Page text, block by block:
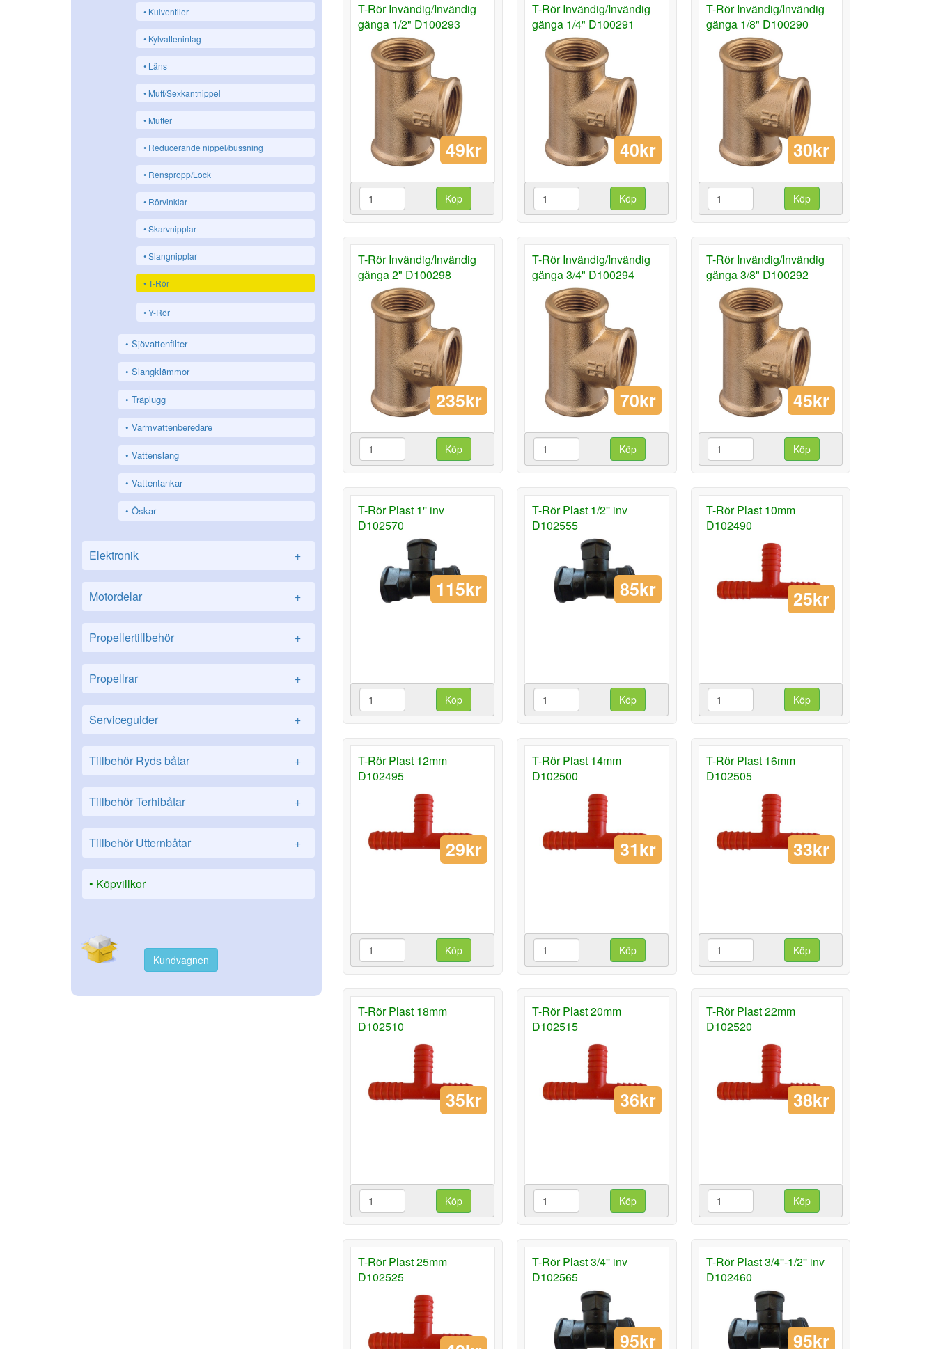
Kulventiler
Kylvattenintag
Läns
Muff/Sexkantnippel
Mutter
Reducerande nippel/bussning
Renspropp/Lock
Rörvinklar
Skarvnipplar
Slangnipplar
T-Rör
Y-Rör
Sjövattenfilter
Slangklämmor
Träplugg
Varmvattenberedare
Vattenslang
Vattentankar
Öskar
Elektronik +
Motordelar +
Propellertillbehör +
Propellrar +
Serviceguider +
Tillbehör Ryds båtar +
Tillbehör Terhibåtar +
Tillbehör Utternbåtar +
Köpvillkor
Kundvagnen
T-Rör Invändig/Invändig
gänga 1/2" D100293
49kr
Köp
T-Rör Invändig/Invändig
gänga 1/4" D100291
40kr
Köp
T-Rör Invändig/Invändig
gänga 1/8" D100290
30kr
Köp
T-Rör Invändig/Invändig
gänga 2" D100298
235kr
Köp
T-Rör Invändig/Invändig
gänga 3/4" D100294
70kr
Köp
T-Rör Invändig/Invändig
gänga 3/8" D100292
45kr
Köp
T-Rör Plast 1'' inv
D102570
115kr
Köp
T-Rör Plast 1/2'' inv
D102555
85kr
Köp
T-Rör Plast 10mm
D102490
25kr
Köp
T-Rör Plast 12mm
D102495
29kr
Köp
T-Rör Plast 14mm
D102500
31kr
Köp
T-Rör Plast 16mm
D102505
33kr
Köp
T-Rör Plast 18mm
D102510
35kr
Köp
T-Rör Plast 20mm
D102515
36kr
Köp
T-Rör Plast 22mm
D102520
38kr
Köp
T-Rör Plast 25mm
D102525
T-Rör Plast 3/4'' inv
D102565
95kr
T-Rör Plast 3/4''-1/2'' inv
D102460
95kr